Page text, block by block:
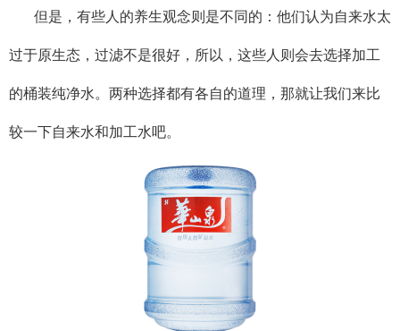
但是，有些人的养生观念则是不同的：他们认为自来水太
过于原生态，过滤不是很好，所以，这些人则会去选择加工
的桶装纯净水。两种选择都有各自的道理，那就让我们来比
较一下自来水和加工水吧。